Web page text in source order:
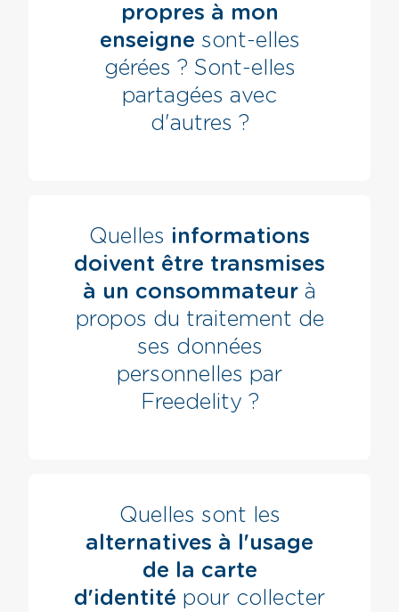
propres à mon
enseigne sont-elles
gérées ? Sont-elles
partagées avec
d'autres ?
Quelles informations
doivent être transmises
à un consommateur à
propos du traitement de
ses données
personnelles par
Freedelity ?
Quelles sont les
alternatives à l'usage
de la carte
d'identité pour collecter